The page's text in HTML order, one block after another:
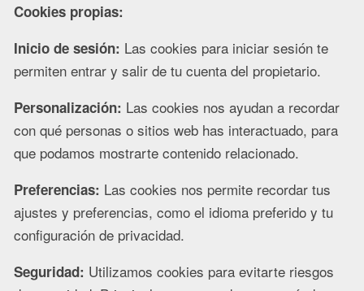
Cookies propias:
Inicio de sesión: Las cookies para iniciar sesión te
permiten entrar y salir de tu cuenta del propietario.
Personalización: Las cookies nos ayudan a recordar
con qué personas o sitios web has interactuado, para
que podamos mostrarte contenido relacionado.
Preferencias: Las cookies nos permite recordar tus
ajustes y preferencias, como el idioma preferido y tu
configuración de privacidad.
Seguridad: Utilizamos cookies para evitarte riesgos